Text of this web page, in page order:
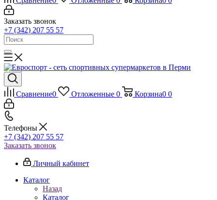
Заказать звонок
+7 (342) 207 55 57
Сравнение0 Отложенные 0 Корзина0 0
Телефоны
+7 (342) 207 55 57
Заказать звонок
Личный кабинет
Каталог
Назад
Каталог